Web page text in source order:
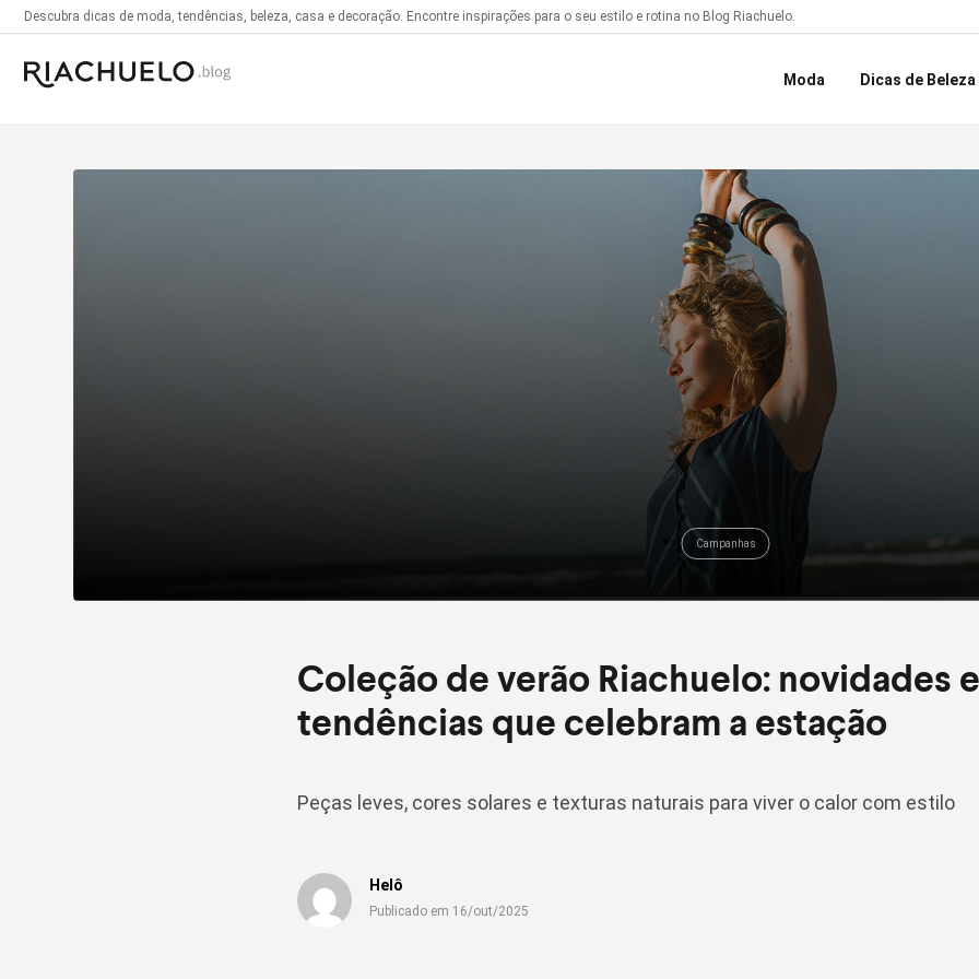
Descubra dicas de moda, tendências, beleza, casa e decoração. Encontre inspirações para o seu estilo e rotina no Blog Riachuelo.
Moda Dicas de Beleza
Campanhas
Coleção de verão Riachuelo: novidades e
tendências que celebram a estação
Peças leves, cores solares e texturas naturais para viver o calor com estilo
Helô
Publicado em 16/out/2025